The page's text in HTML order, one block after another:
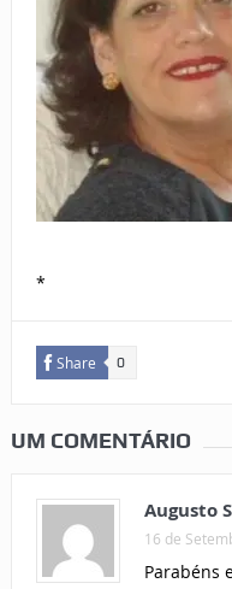
*
Share 0
UM COMENTÁRIO
Augusto
16 de
Parabéns